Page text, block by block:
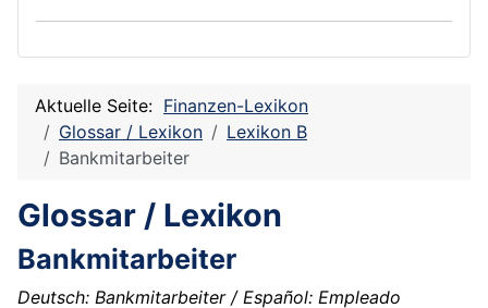
Aktuelle Seite: Finanzen-Lexikon
Glossar / Lexikon
Lexikon B
Bankmitarbeiter
Glossar / Lexikon
Bankmitarbeiter
Deutsch: Bankmitarbeiter / Español: Empleado